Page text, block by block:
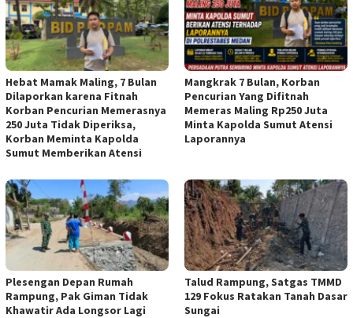
Hebat Mamak Maling, 7 Bulan
Dilaporkan karena Fitnah
Korban Pencurian Memerasnya
250 Juta Tidak Diperiksa,
Korban Meminta Kapolda
Sumut Memberikan Atensi
Mangkrak 7 Bulan, Korban
Pencurian Yang Difitnah
Memeras Maling Rp250 Juta
Minta Kapolda Sumut Atensi
Laporannya
Plesengan Depan Rumah
Rampung, Pak Giman Tidak
Khawatir Ada Longsor Lagi
Talud Rampung, Satgas TMMD
129 Fokus Ratakan Tanah Dasar
Sungai